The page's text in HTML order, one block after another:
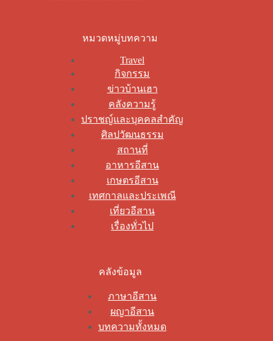
หมวดหมู่บทความ
Travel
กิจกรรม
ข่าวบ้านเฮา
คลังความรู้
ปราชญ์และบุคคลสำคัญ
ศิลปวัฒนธรรม
สถานที่
อาหารอีสาน
เกษตรอีสาน
เทศกาลและประเพณี
เที่ยวอีสาน
เรื่องทั่วไป
คลังข้อมูล
ภาษาอีสาน
ผญาอีสาน
บทความทั้งหมด